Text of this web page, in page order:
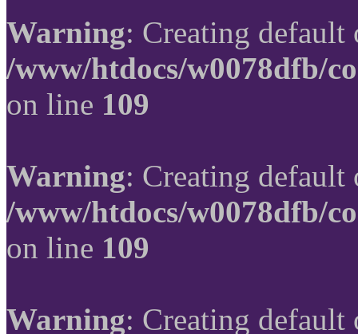
Warning: Creating
/www/htdocs/w0078dfb/
on line 109
Warning: Creating
/www/htdocs/w0078dfb/
on line 109
Warning: Creating